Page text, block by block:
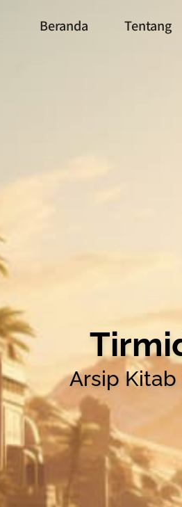
Beranda Tentang
Arsip Kitab